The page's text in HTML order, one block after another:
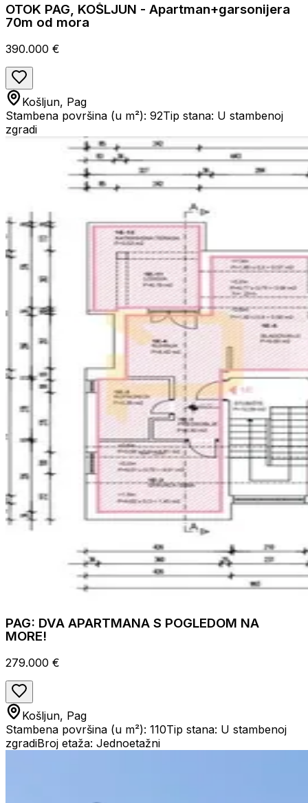
OTOK PAG, KOŠLJUN - Apartman+garsonijera
70m od mora
390.000 €
Košljun, Pag
Stambena površina (u m²): 92Tip stana: U stambenoj
zgradi
PAG: DVA APARTMANA S POGLEDOM NA
MORE!
279.000 €
Košljun, Pag
Stambena površina (u m²): 110Tip stana: U stambenoj
zgradiBroj etaža: Jednoetažni